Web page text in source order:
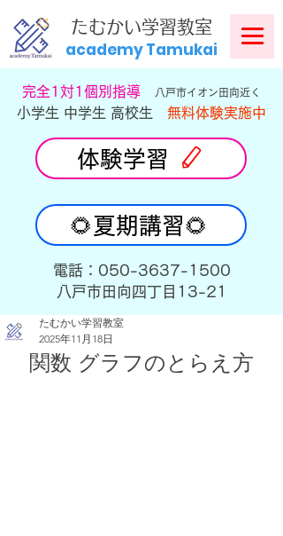
​たむかい学習教室
academy Tamukai
​完全1対1個別指導 八戸市イオン田向近く
小学生 中学生 高校生 無料体験実施中
体験学習
🌻夏期講習🌻
​電話：050-3637-1500
​八戸市田向四丁目13-21
たむかい学習教室
2025年11月18日
関数 グラフのとらえ方